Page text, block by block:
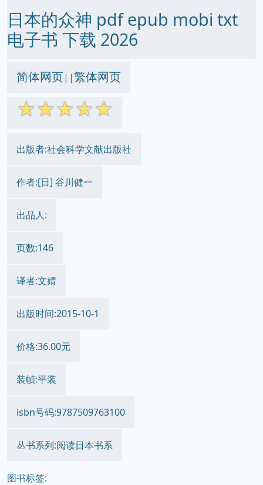
日本的众神 pdf epub mobi txt
电子书 下载 2026
简体网页||繁体网页
☆☆☆☆☆
出版者:社会科学文献出版社
作者:[日] 谷川健一
出品人:
页数:146
译者:文婧
出版时间:2015-10-1
价格:36.00元
装帧:平装
isbn号码:9787509763100
丛书系列:阅读日本书系
图书标签: